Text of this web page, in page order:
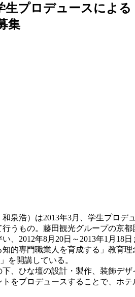
プロデュースによ
集
泉浩）は2013年3月、学生プロ
うもの。藤田観光グループの京
2012年8月20日～2013年1月18
的専門職業人を育成する」教育
を開講している。
、ひな壇の設計・製作、装飾デ
をプロデュースすることで、ホ